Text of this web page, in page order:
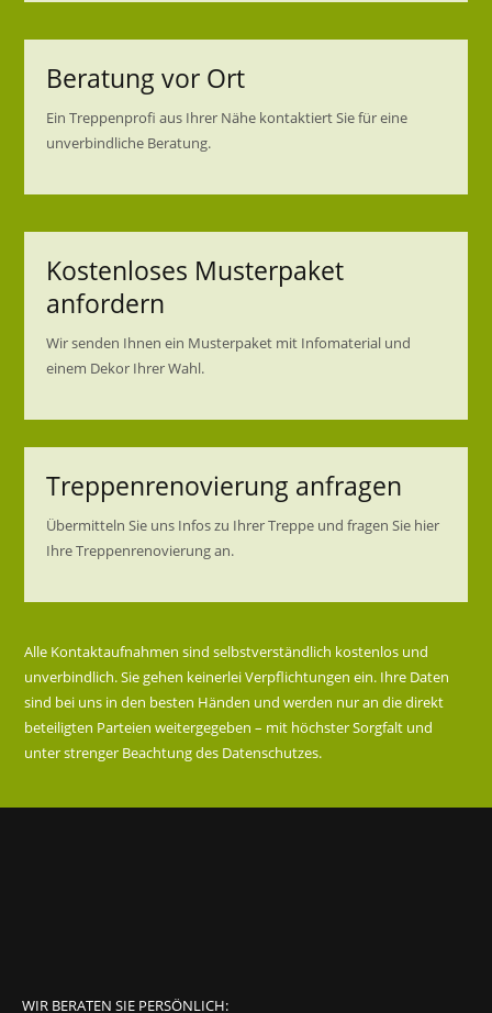
Beratung vor Ort
Ein Treppenprofi aus Ihrer Nähe kontaktiert Sie für eine
unverbindliche Beratung.
Kostenloses Musterpaket
anfordern
Wir senden Ihnen ein Musterpaket mit Infomaterial und
einem Dekor Ihrer Wahl.
Treppenrenovierung anfragen
Übermitteln Sie uns Infos zu Ihrer Treppe und fragen Sie hier
Ihre Treppenrenovierung an.
Alle Kontaktaufnahmen sind selbstverständlich kostenlos und
unverbindlich. Sie gehen keinerlei Verpflichtungen ein. Ihre Daten
sind bei uns in den besten Händen und werden nur an die direkt
beteiligten Parteien weitergegeben – mit höchster Sorgfalt und
unter strenger Beachtung des Datenschutzes.
WIR BERATEN SIE PERSÖNLICH: